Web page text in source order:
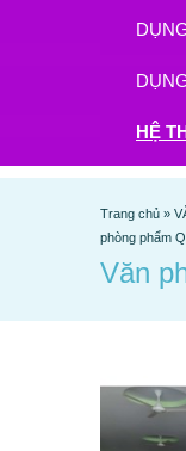
Trang chủ »
phòng phẩm
Văn